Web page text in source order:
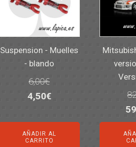
Suspension - Muelles
- blando
6,00€
El
original
era:
4,50€El
actual
es:
AÑADIR AL
CARRITO
El